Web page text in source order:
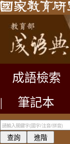
成語檢索
|
筆記本